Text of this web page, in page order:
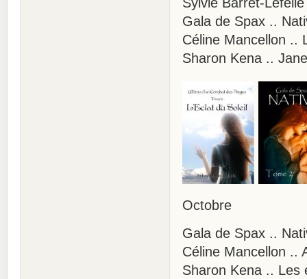
Gala de Spax ..
Céline Mancellon ..
Sharon Kena ..
Octobre
Gala de Spax ..
Céline Mancellon ..
Sharon Kena .. Les